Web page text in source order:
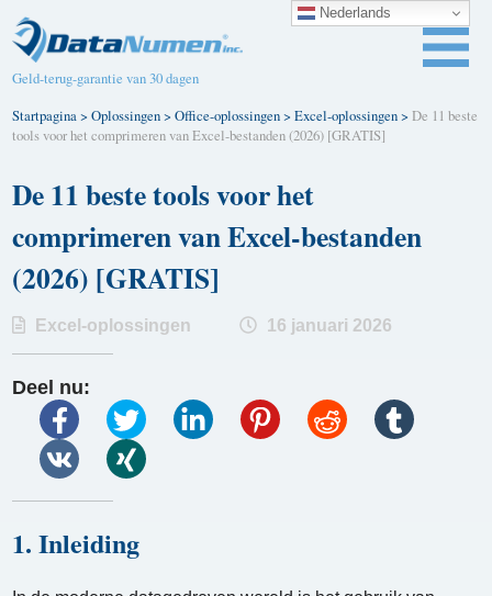
Geld-terug-garantie van 30 dagen
Startpagina>Oplossingen>Office-oplossingen>Excel-oplossingen>De 11 beste
tools voor het comprimeren van Excel-bestanden (2026) [GRATIS]
De 11 beste tools voor het
comprimeren van Excel-bestanden
(2026) [GRATIS]
Excel-oplossingen 16 januari 2026
Deel nu:
1. Inleiding
Nederlands